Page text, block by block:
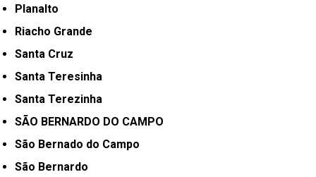
Planalto
Riacho Grande
Santa Cruz
Santa Teresinha
Santa Terezinha
SÃO BERNARDO DO CAMPO
São Bernado do Campo
São Bernardo